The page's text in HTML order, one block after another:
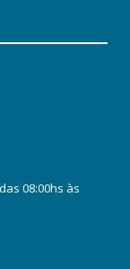
08:00hs às